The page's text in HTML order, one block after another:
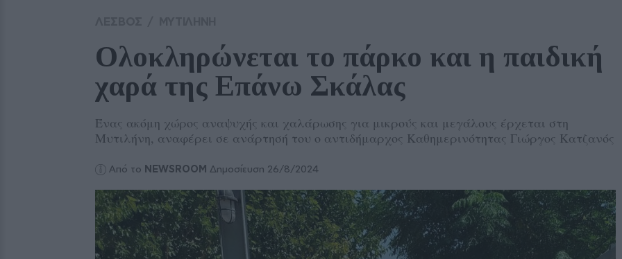
Ολοκληρώνεται το πάρκο και η παιδική
χαρά της Επάνω Σκάλας
Ένας ακόμη χώρος αναψυχής και χαλάρωσης για μικρούς και μεγάλους έρχεται στη
Μυτιλήνη, αναφέρει σε ανάρτησή του ο αντιδήμαρχος Καθημερινότητας Γιώργος Κατζανός
Από το NEWSROOM Δημοσίευση 26/8/2024